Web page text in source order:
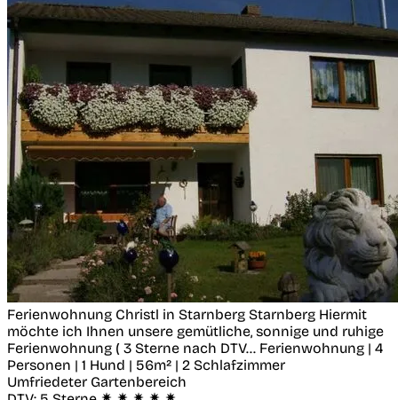
Ferienwohnung Christl in Starnberg Starnberg Hiermit
möchte ich Ihnen unsere gemütliche, sonnige und ruhige
Ferienwohnung ( 3 Sterne nach DTV... Ferienwohnung | 4
Personen | 1 Hund | 56m² | 2 Schlafzimmer
Umfriedeter Gartenbereich